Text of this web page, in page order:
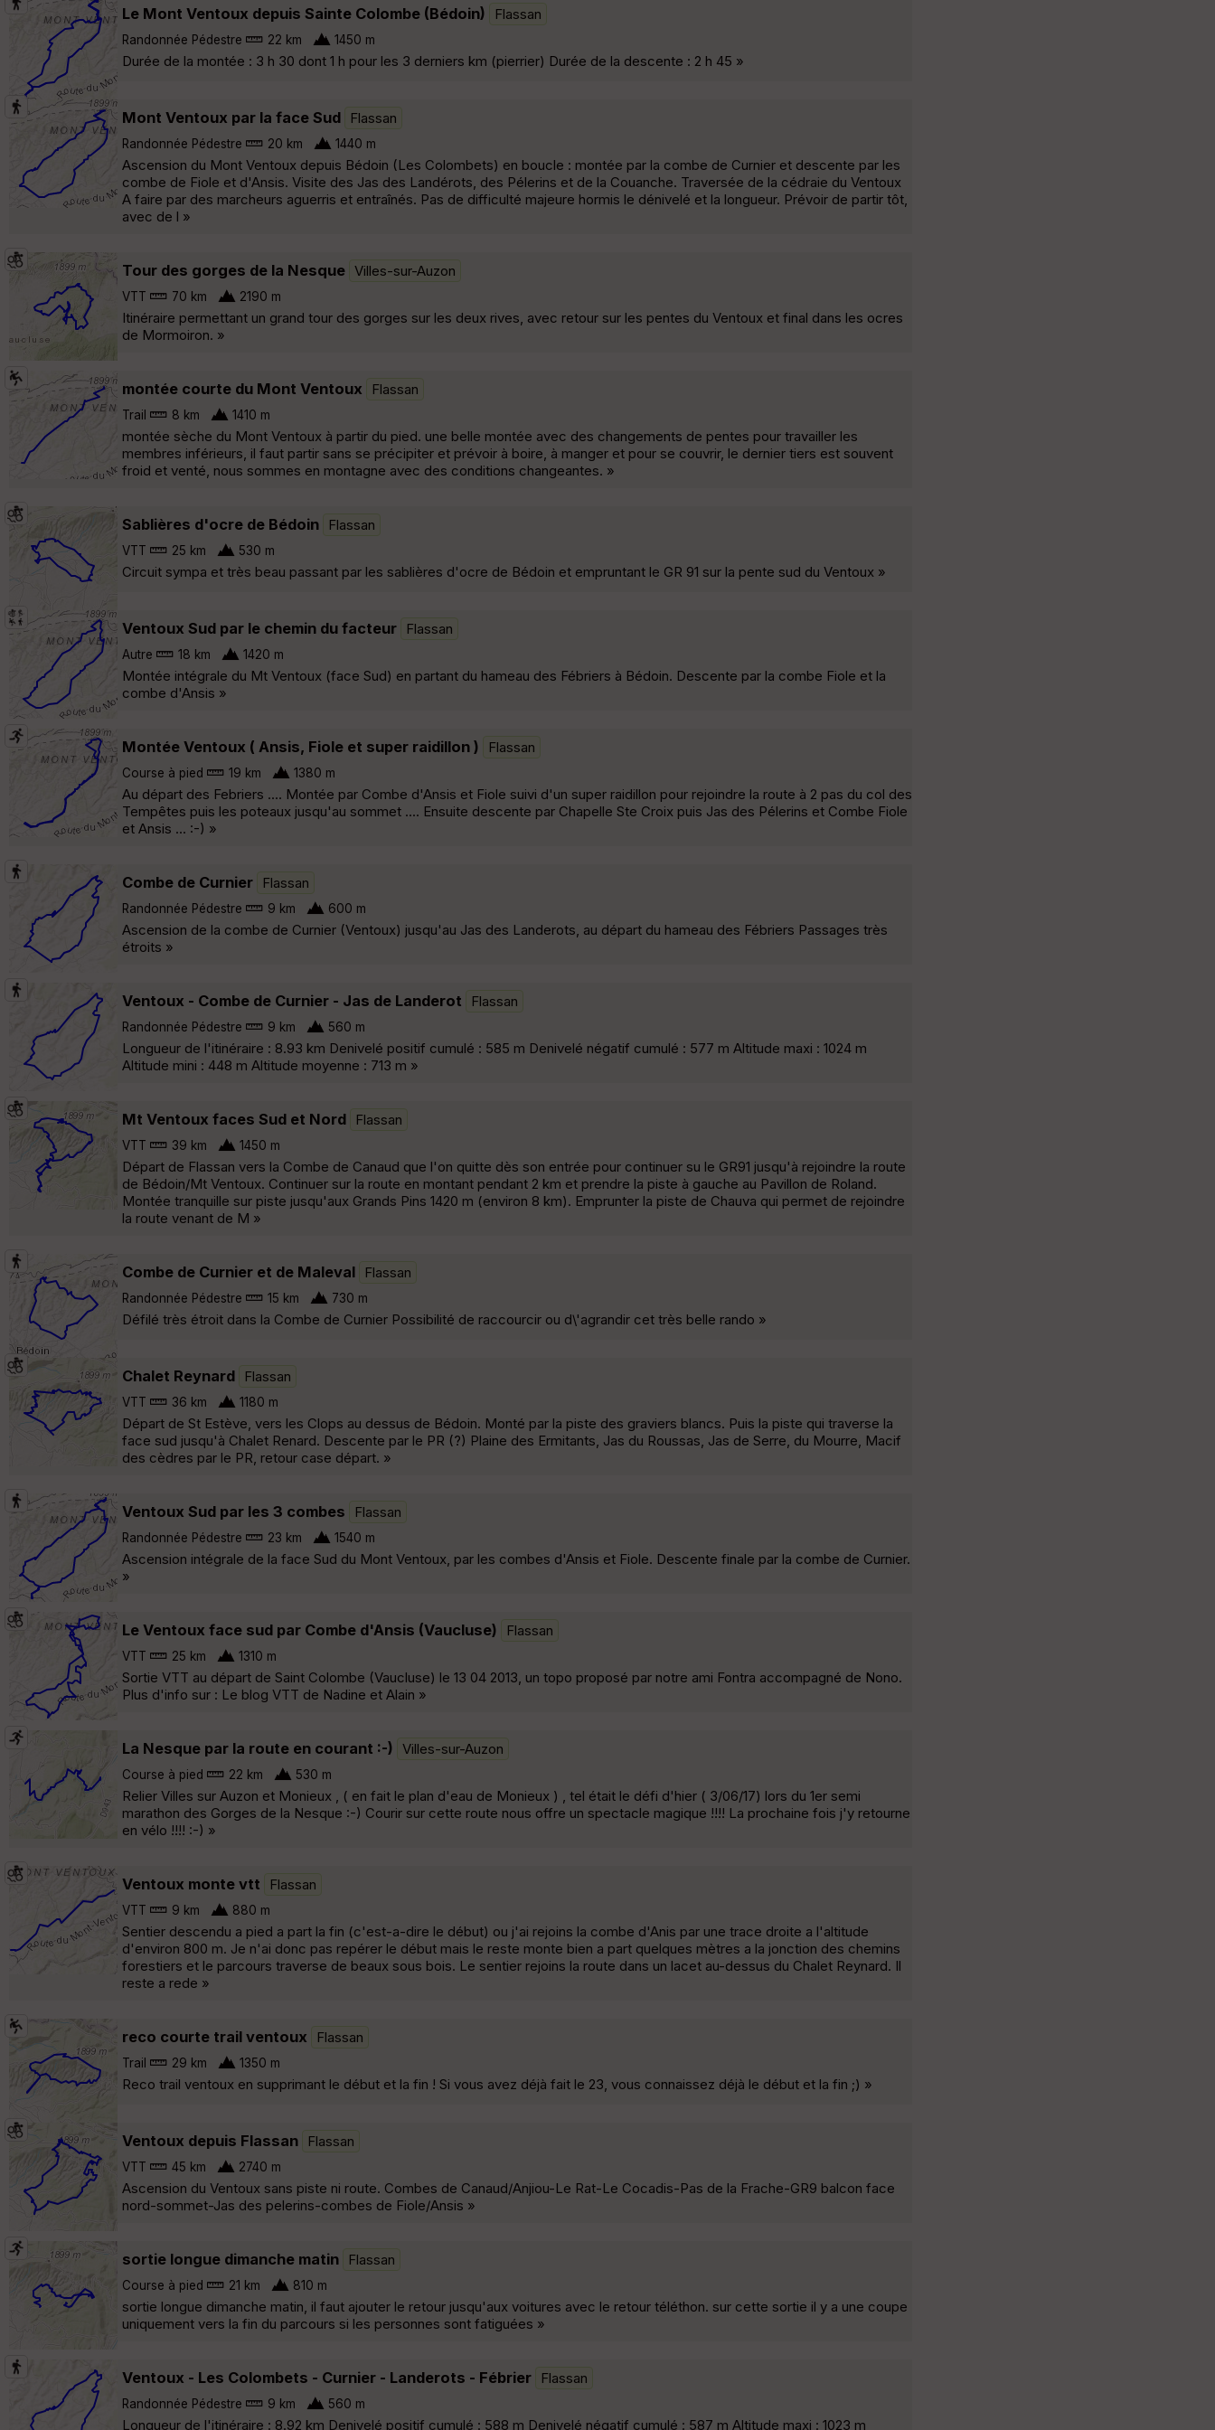
Le Mont Ventoux depuis Sainte Colombe (Bédoin) Flassan
Randonnée Pédestre 22 km 1450 m
Durée de la montée : 3 h 30 dont 1 h pour les 3 derniers km (pierrier) Durée de la descente : 2 h 45 »
Mont Ventoux par la face Sud Flassan
Randonnée Pédestre 20 km 1440 m
Ascension du Mont Ventoux depuis Bédoin (Les Colombets) en boucle : montée par la combe de Curnier et descente par les
combe de Fiole et d'Ansis. Visite des Jas des Landérots, des Pélerins et de la Couanche. Traversée de la cédraie du Ventoux
A faire par des marcheurs aguerris et entraînés. Pas de difficulté majeure hormis le dénivelé et la longueur. Prévoir de partir tôt,
avec de l »
Tour des gorges de la Nesque Villes-sur-Auzon
VTT 70 km 2190 m
Itinéraire permettant un grand tour des gorges sur les deux rives, avec retour sur les pentes du Ventoux et final dans les ocres
de Mormoiron. »
montée courte du Mont Ventoux Flassan
Trail 8 km 1410 m
montée sèche du Mont Ventoux à partir du pied. une belle montée avec des changements de pentes pour travailler les
membres inférieurs, il faut partir sans se précipiter et prévoir à boire, à manger et pour se couvrir, le dernier tiers est souvent
froid et venté, nous sommes en montagne avec des conditions changeantes. »
Sablières d'ocre de Bédoin Flassan
VTT 25 km 530 m
Circuit sympa et très beau passant par les sablières d'ocre de Bédoin et empruntant le GR 91 sur la pente sud du Ventoux »
Ventoux Sud par le chemin du facteur Flassan
Autre 18 km 1420 m
Montée intégrale du Mt Ventoux (face Sud) en partant du hameau des Fébriers à Bédoin. Descente par la combe Fiole et la
combe d'Ansis »
Montée Ventoux ( Ansis, Fiole et super raidillon ) Flassan
Course à pied 19 km 1380 m
Au départ des Febriers .... Montée par Combe d'Ansis et Fiole suivi d'un super raidillon pour rejoindre la route à 2 pas du col des
Tempêtes puis les poteaux jusqu'au sommet .... Ensuite descente par Chapelle Ste Croix puis Jas des Pélerins et Combe Fiole
et Ansis ... :-) »
Combe de Curnier Flassan
Randonnée Pédestre 9 km 600 m
Ascension de la combe de Curnier (Ventoux) jusqu'au Jas des Landerots, au départ du hameau des Fébriers Passages très
étroits »
Ventoux - Combe de Curnier - Jas de Landerot Flassan
Randonnée Pédestre 9 km 560 m
Longueur de l'itinéraire : 8.93 km Denivelé positif cumulé : 585 m Denivelé négatif cumulé : 577 m Altitude maxi : 1024 m
Altitude mini : 448 m Altitude moyenne : 713 m »
Mt Ventoux faces Sud et Nord Flassan
VTT 39 km 1450 m
Départ de Flassan vers la Combe de Canaud que l'on quitte dès son entrée pour continuer su le GR91 jusqu'à rejoindre la route
de Bédoin/Mt Ventoux. Continuer sur la route en montant pendant 2 km et prendre la piste à gauche au Pavillon de Roland.
Montée tranquille sur piste jusqu'aux Grands Pins 1420 m (environ 8 km). Emprunter la piste de Chauva qui permet de rejoindre
la route venant de M »
Combe de Curnier et de Maleval Flassan
Randonnée Pédestre 15 km 730 m
Défilé très étroit dans la Combe de Curnier Possibilité de raccourcir ou d\'agrandir cet très belle rando »
Chalet Reynard Flassan
VTT 36 km 1180 m
Départ de St Estève, vers les Clops au dessus de Bédoin. Monté par la piste des graviers blancs. Puis la piste qui traverse la
face sud jusqu'à Chalet Renard. Descente par le PR (?) Plaine des Ermitants, Jas du Roussas, Jas de Serre, du Mourre, Macif
des cèdres par le PR, retour case départ. »
Ventoux Sud par les 3 combes Flassan
Randonnée Pédestre 23 km 1540 m
Ascension intégrale de la face Sud du Mont Ventoux, par les combes d'Ansis et Fiole. Descente finale par la combe de Curnier.
»
Le Ventoux face sud par Combe d'Ansis (Vaucluse) Flassan
VTT 25 km 1310 m
Sortie VTT au départ de Saint Colombe (Vaucluse) le 13 04 2013, un topo proposé par notre ami Fontra accompagné de Nono.
Plus d'info sur : Le blog VTT de Nadine et Alain »
La Nesque par la route en courant :-) Villes-sur-Auzon
Course à pied 22 km 530 m
Relier Villes sur Auzon et Monieux , ( en fait le plan d'eau de Monieux ) , tel était le défi d'hier ( 3/06/17) lors du 1er semi
marathon des Gorges de la Nesque :-) Courir sur cette route nous offre un spectacle magique !!!! La prochaine fois j'y retourne
en vélo !!!! :-) »
Ventoux monte vtt Flassan
VTT 9 km 880 m
Sentier descendu a pied a part la fin (c'est-a-dire le début) ou j'ai rejoins la combe d'Anis par une trace droite a l'altitude
d'environ 800 m. Je n'ai donc pas repérer le début mais le reste monte bien a part quelques mètres a la jonction des chemins
forestiers et le parcours traverse de beaux sous bois. Le sentier rejoins la route dans un lacet au-dessus du Chalet Reynard. Il
reste a rede »
reco courte trail ventoux Flassan
Trail 29 km 1350 m
Reco trail ventoux en supprimant le début et la fin ! Si vous avez déjà fait le 23, vous connaissez déjà le début et la fin ;) »
Ventoux depuis Flassan Flassan
VTT 45 km 2740 m
Ascension du Ventoux sans piste ni route. Combes de Canaud/Anjiou-Le Rat-Le Cocadis-Pas de la Frache-GR9 balcon face
nord-sommet-Jas des pelerins-combes de Fiole/Ansis »
sortie longue dimanche matin Flassan
Course à pied 21 km 810 m
sortie longue dimanche matin, il faut ajouter le retour jusqu'aux voitures avec le retour téléthon. sur cette sortie il y a une coupe
uniquement vers la fin du parcours si les personnes sont fatiguées »
Ventoux - Les Colombets - Curnier - Landerots - Fébrier Flassan
Randonnée Pédestre 9 km 560 m
Longueur de l'itinéraire : 8.92 km Denivelé positif cumulé : 588 m Denivelé négatif cumulé : 587 m Altitude maxi : 1023 m